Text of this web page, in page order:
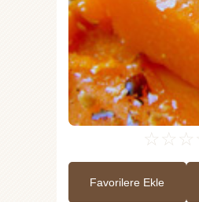
☆ ☆ ☆
Favorilere Ekle